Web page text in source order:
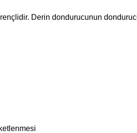
Derin dondurucunun dondurucu